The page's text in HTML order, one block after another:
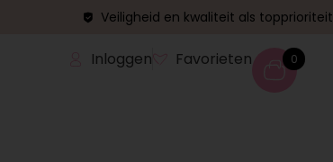
Veiligheid en kwaliteit als topprioriteit
Inloggen Favorieten 0